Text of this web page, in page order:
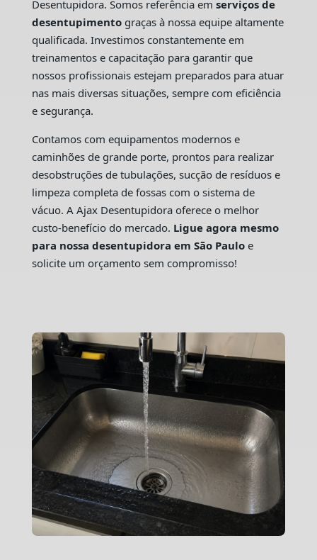
Desentupidora. Somos referência em serviços de
desentupimentograças à nossa equipe altamente
qualificada. Investimos constantemente em
treinamentos e capacitação para garantir que
nossos profissionais estejam preparados para atuar
nas mais diversas situações, sempre com eficiência
e segurança.
Contamos com equipamentos modernos e
caminhões de grande porte, prontos para realizar
desobstruções de tubulações, sucção de resíduos e
limpeza completa de fossas com o sistema de
vácuo. A Ajax Desentupidora oferece o melhor
custo-benefício do mercado. Ligue agora mesmo
para nossa desentupidora em São Pauloe
solicite um orçamento sem compromisso!